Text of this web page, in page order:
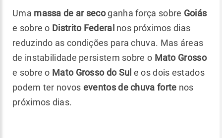
Uma massa de ar secoganha força sobre Goiás
e sobre o Distrito Federal nos próximos dias
reduzindo as condições para chuva. Mas áreas
de instabilidade persistem sobre o Mato Grosso
e sobre o Mato Grosso do Sul e os dois estados
podem ter novos eventos de chuva forte nos
próximos dias.